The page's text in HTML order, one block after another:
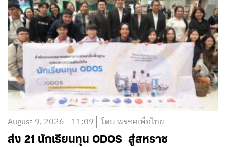
August 9, 2026 - 11:09 โดย พรรคเพื่อไทย
ส่ง 21 นักเรียนทุน ODOS สู่สหราช